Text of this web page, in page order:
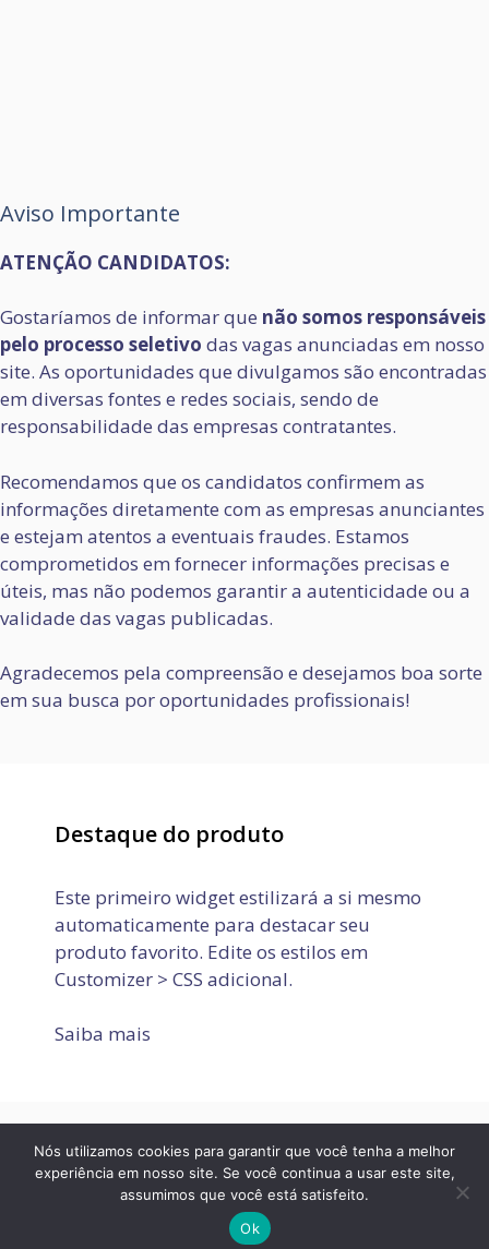
Aviso Importante
ATENÇÃO CANDIDATOS:
Gostaríamos de informar que não somos responsáveis
pelo processo seletivo das vagas anunciadas em nosso
site. As oportunidades que divulgamos são encontradas
em diversas fontes e redes sociais, sendo de
responsabilidade das empresas contratantes.
Recomendamos que os candidatos confirmem as
informações diretamente com as empresas anunciantes
e estejam atentos a eventuais fraudes. Estamos
comprometidos em fornecer informações precisas e
úteis, mas não podemos garantir a autenticidade ou a
validade das vagas publicadas.
Agradecemos pela compreensão e desejamos boa sorte
em sua busca por oportunidades profissionais!
Destaque do produto
Este primeiro widget estilizará a si mesmo
automaticamente para destacar seu
produto favorito. Edite os estilos em
Customizer > CSS adicional.
Saiba mais
Política de Privacidade Termos de Uso
Fale conosco
© 2026 JOVEM APRENDIZ E ESTÁGIO• Built with
GeneratePress
Nós utilizamos cookies para garantir que você tenha a melhor
experiência em nosso site. Se você continua a usar este site,
assumimos que você está satisfeito.
Ok